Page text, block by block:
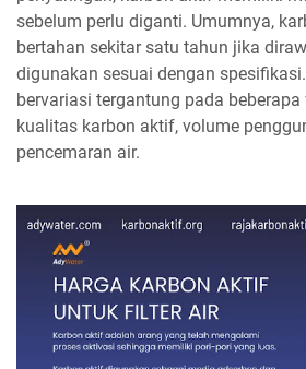
sebelum perlu diganti. Umumnya,
bertahan sekitar satu tahun jika
digunakan sesuai dengan
bervariasi tergantung pada beberapa
kualitas karbon aktif, volume
pencemaran air.